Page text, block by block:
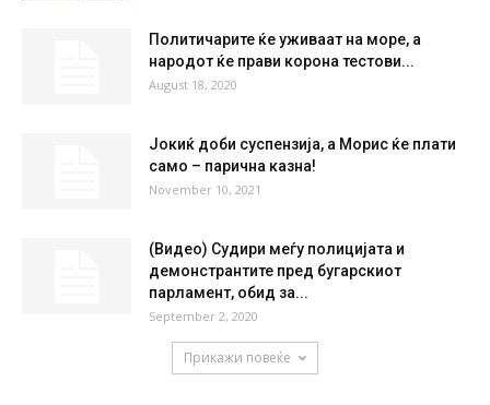
Политичарите ќе уживаат на море, а
народот ќе прави корона тестови...
August 18, 2020
Јокиќ доби суспензија, а Морис ќе плати
само – парична казна!
November 10, 2021
(Видео) Судири меѓу полицијата и
демонстрантите пред бугарскиот
парламент, обид за...
September 2, 2020
Прикажи повеќе